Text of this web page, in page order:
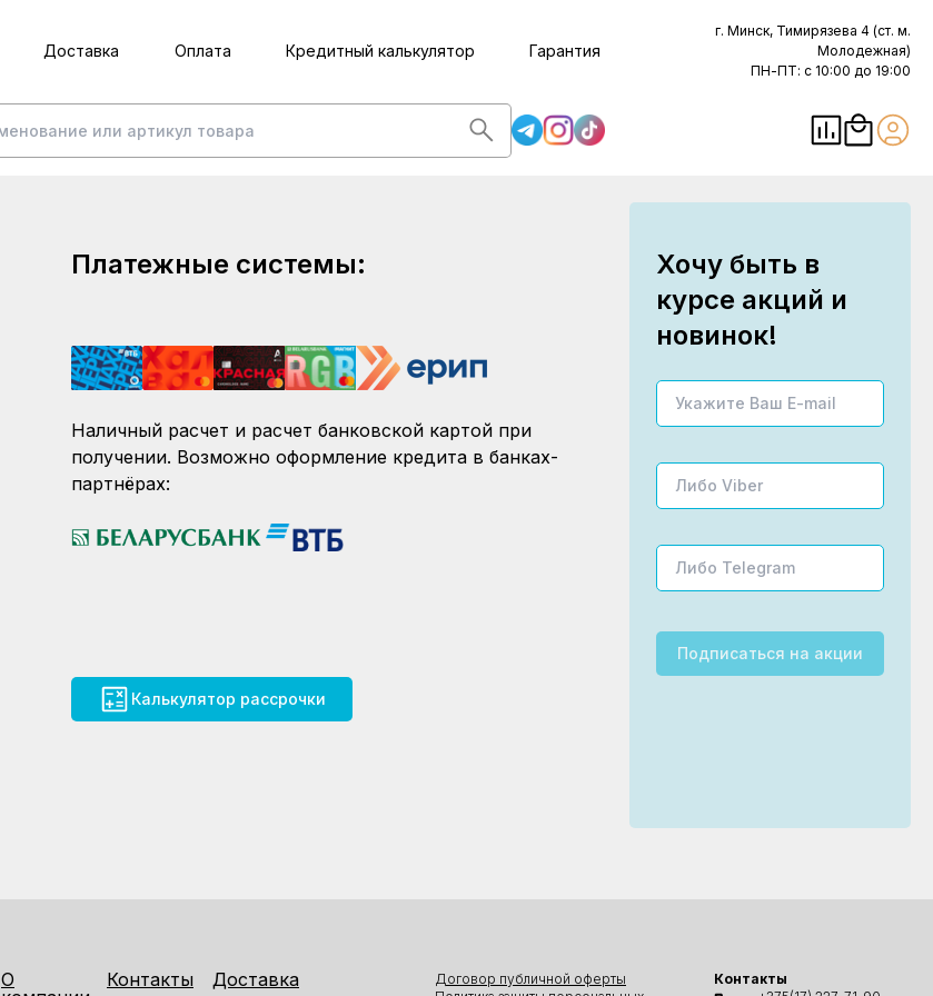
Доставка Оплата Кредитный калькулятор Гарантия
г. Минск, Тимирязева 4 (ст. м.
Молодежная)
ПН-ПТ: с 10:00 до 19:00
Платежные системы:
Наличный расчет и расчет банковской картой при
получении. Возможно оформление кредита в банках-
партнёрах:
Калькулятор рассрочки
Хочу быть в
курсе акций и
новинок!
Подписаться на акции
О
Контакты Доставка
Договор публичной оферты
Контакты